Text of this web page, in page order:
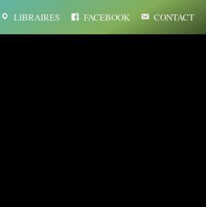
LIBRAIRES FACEBOOK CONTACT